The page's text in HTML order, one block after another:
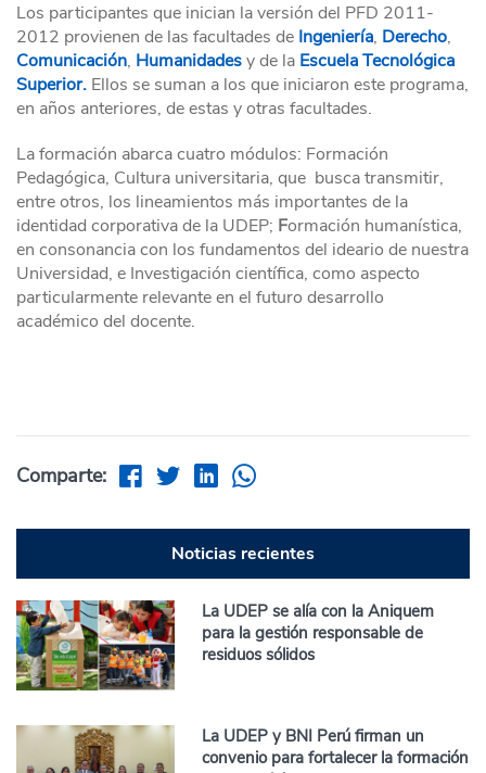
Los participantes que inician la versión del PFD 2011-
2012 provienen de las facultades de Ingeniería, Derecho,
Comunicación, Humanidadesy de la Escuela Tecnológica
Superior. Ellos se suman a los que iniciaron este programa,
en años anteriores, de estas y otras facultades.
La formación abarca cuatro módulos: Formación
Pedagógica, Cultura universitaria, que busca transmitir,
entre otros, los lineamientos más importantes de la
identidad corporativa de la UDEP; Formación humanística,
en consonancia con los fundamentos del ideario de nuestra
Universidad, e Investigación científica, como aspecto
particularmente relevante en el futuro desarrollo
académico del docente.
Comparte:
Noticias recientes
La UDEP se alía con la Aniquem
para la gestión responsable de
residuos sólidos
La UDEP y BNI Perú firman un
convenio para fortalecer la formación